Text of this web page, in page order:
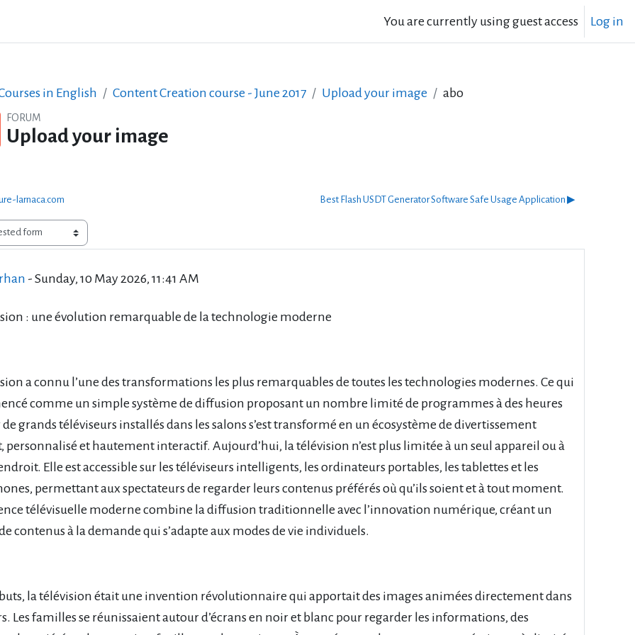
You are currently using guest access Log in
in English Content Creation course - June 2017 Upload your image abo
FORUM
Upload your image
larnaca.com Best Flash USDT Generator Software Safe Usage Application ▶︎
- Sunday, 10 May 2026, 11:41 AM
replies: 0
: une évolution remarquable de la technologie moderne
a connu l’une des transformations les plus remarquables de toutes les technologies modernes. Ce qui
comme un simple système de diffusion proposant un nombre limité de programmes à des heures
de grands téléviseurs installés dans les salons s’est transformé en un écosystème de divertissement
personnalisé et hautement interactif. Aujourd’hui, la télévision n’est plus limitée à un seul appareil ou à
Elle est accessible sur les téléviseurs intelligents, les ordinateurs portables, les tablettes et les
permettant aux spectateurs de regarder leurs contenus préférés où qu’ils soient et à tout moment.
télévisuelle moderne combine la diffusion traditionnelle avec l’innovation numérique, créant un
contenus à la demande qui s’adapte aux modes de vie individuels.
la télévision était une invention révolutionnaire qui apportait des images animées directement dans
Les familles se réunissaient autour d’écrans en noir et blanc pour regarder les informations, des